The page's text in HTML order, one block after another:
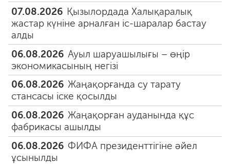
07.08.2026 Қызылордада Халықаралық
жастар күніне арналған іс-шаралар бастау
алды
06.08.2026 Ауыл шаруашылығы – өңір
экономикасының негізі
06.08.2026 Жаңақорғанда су тарату
стансасы іске қосылды
06.08.2026 Жаңақорған ауданында құс
фабрикасы ашылды
06.08.2026 ФИФА президенттігіне әйел
ұсынылды